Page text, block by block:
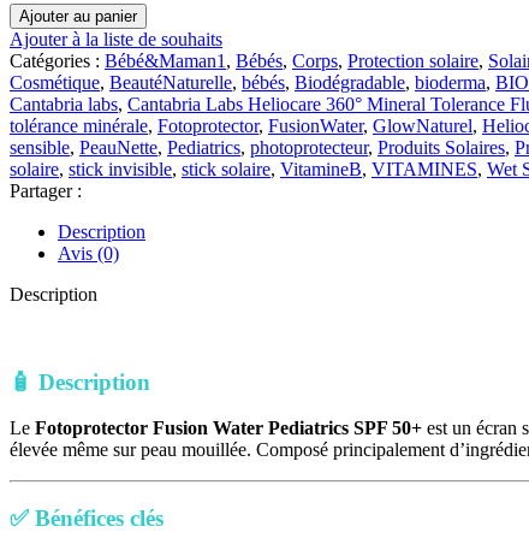
quantité
de
ISDIN
Fotoprotector
Fusion
Water
Pediatrics
SPF 50+
|
50 ml
Ajouter au panier
Ajouter à la liste de souhaits
Catégories : Bébé&Maman1 , Bébés, Corps, Protection solaire,
Cosmétique, BeautéNaturelle, bébés, Biodégradable, bioderma,
Cantabria labs, Cantabria Labs Heliocare 360° Mineral Tolerance
tolérance minérale, Fotoprotector, FusionWater, GlowNaturel,
sensible, PeauNette, Pediatrics, photoprotecteur, Produits Solaires,
solaire, stick invisible, stick solaire, VitamineB, VITAMINES, Wet
Partager :
Description
Avis (0)
Description
🧴 Description
Le Fotoprotector Fusion Water Pediatrics SPF 50+ est un écran
élevée même sur peau mouillée. Composé principalement
✅ Bénéfices clés